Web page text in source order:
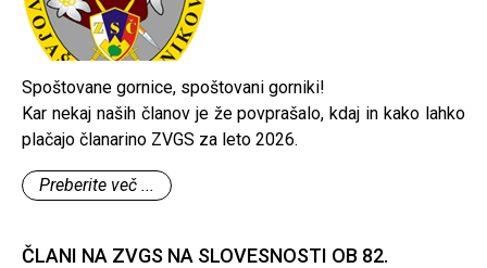
Spoštovane gornice, spoštovani gorniki!
Kar nekaj naših članov je že povprašalo, kdaj in kako lahko
plačajo članarino ZVGS za leto 2026.
Preberite več ...
ČLANI NA ZVGS NA SLOVESNOSTI OB 82.